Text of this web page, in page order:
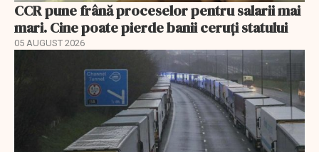
CCR pune frână proceselor pentru salarii mai
mari. Cine poate pierde banii ceruți statului
05 AUGUST 2026